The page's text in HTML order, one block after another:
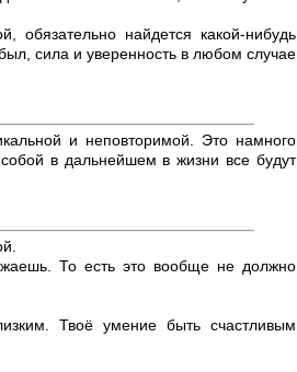
найдется какой-нибудь
сила и уверенность в любом случае
и неповторимой. Это намного
в дальнейшем в жизни все будут
То есть это вообще не должно
Твоё умение быть счастливым